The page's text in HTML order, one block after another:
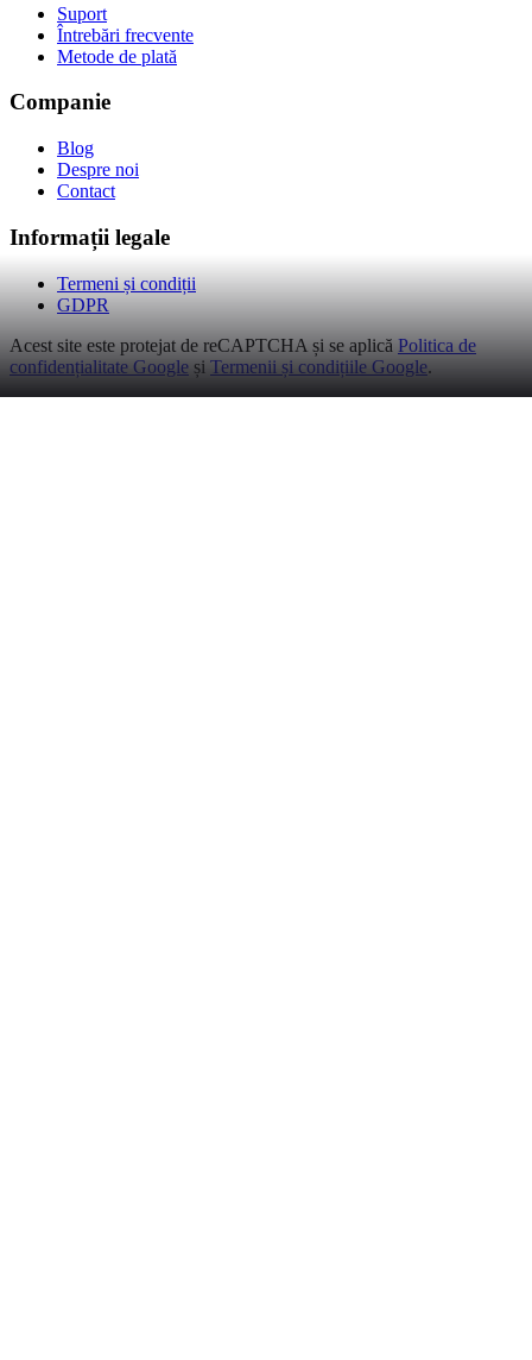
Suport
Întrebări frecvente
Metode de plată
Companie
Blog
Despre noi
Contact
Informații legale
Termeni și condiții
GDPR
Acest site este protejat de reCAPTCHA și se aplică Politica de
confidențialitate Google și Termenii și condițiile Google.